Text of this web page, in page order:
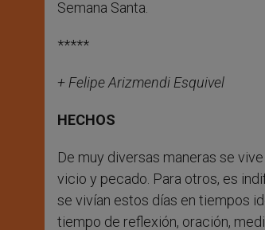
Semana Santa.
*****
+ Felipe Arizmendi Esquivel
HECHOS
De muy diversas maneras se
vicio y pecado. Para otros, es
se vivían estos días en tiempos
tiempo de reflexión, oración,